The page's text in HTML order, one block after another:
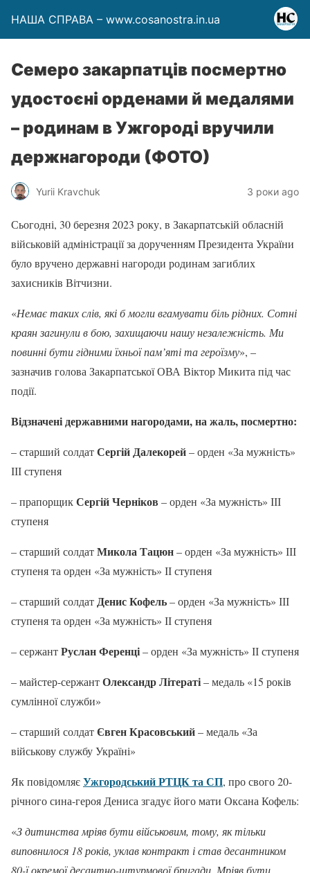
НАША СПРАВА – www.cosanostra.in.ua
Семеро закарпатців посмертно
удостоєні орденами й медалями
– родинам в Ужгороді вручили
держнагороди (ФОТО)
Yurii Kravchuk 3 роки ago
Сьогодні, 30 березня 2023 року, в Закарпатській обласній
військовій адміністрації за дорученням Президента України
було вручено державні нагороди родинам загиблих
захисників Вітчизни.
«Немає таких слів, які б могли вгамувати біль рідних. Сотні
краян загинули в бою, захищаючи нашу незалежність. Ми
повинні бути гідними їхньої пам’яті та героїзму», –
зазначив голова Закарпатської ОВА Віктор Микита під час
події.
Відзначені державними нагородами, на жаль, посмертно:
– старший солдатСергій Далекорей– орден «За мужність»
ІІІ ступеня
– прапорщикСергій Черніков – орден «За мужність» ІІІ
ступеня
– старший солдатМикола Тацюн– орден «За мужність» ІІІ
ступеня та орден «За мужність» ІІ ступеня
– старший солдатДенис Кофель– орден «За мужність» ІІІ
ступеня та орден «За мужність» ІІ ступеня
– сержантРуслан Ференці– орден «За мужність» ІІ ступеня
– майстер-сержантОлександр Літераті– медаль «15 років
сумлінної служби»
– старший солдатЄвген Красовський– медаль «За
військову службу Україні»
Як повідомляєУжгородський РТЦК та СП, про свого 20-
річного сина-героя Дениса згадує його мати Оксана Кофель:
«З дитинства мріяв бути військовим, тому, як тільки
виповнилося 18 років, уклав контракт і став десантником
80-ї окремої десантно-штурмової бригади. Мріяв бути